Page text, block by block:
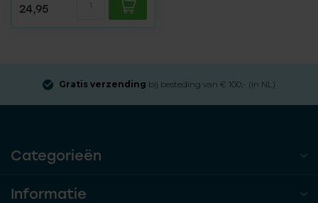
24,95
Gratis verzending bij besteding van € 100,- (in NL)
Categorieën
Informatie